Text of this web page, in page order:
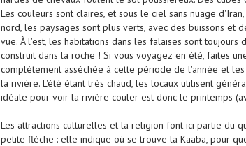
Les couleurs sont claires, et sous le ciel sans nuage
nord, les paysages sont plus verts, avec des buissons
vue. À l'est, les habitations dans les falaises sont
construit dans la roche ! Si vous voyagez en été, faites
complètement asséchée à cette période de l'année et
la rivière. L'été étant très chaud, les locaux utilisent
idéale pour voir la rivière couler est donc le printemps
Les attractions culturelles et la religion font ici partie du
petite flèche : elle indique où se trouve la Kaaba, pour